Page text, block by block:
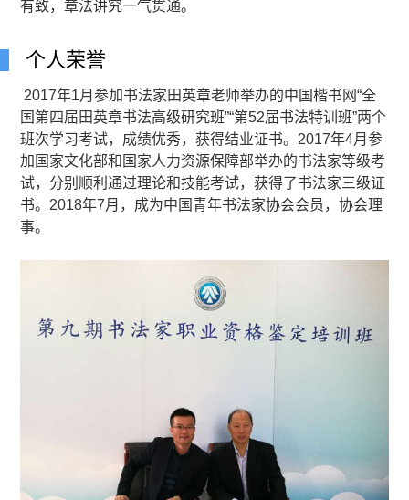
有致，章法讲究一气贯通。
个人荣誉
2017年1月参加书法家田英章老师举办的中国楷书网“全
国第四届田英章书法高级研究班”“第52届书法特训班”两个
班次学习考试，成绩优秀，获得结业证书。2017年4月参
加国家文化部和国家人力资源保障部举办的书法家等级考
试，分别顺利通过理论和技能考试，获得了书法家三级证
书。2018年7月，成为中国青年书法家协会会员，协会理
事。